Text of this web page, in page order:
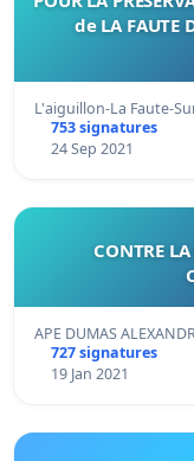
de LA FAUTE DANS LE NOM DE LA COMMUNE
L'aiguillon-La Faute-
753 signatures
24 Sep 2021
CONTRE
APE DUMAS
727 signatures
19 Jan 2021